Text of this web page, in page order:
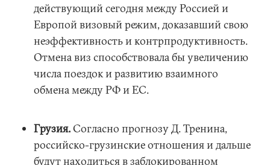
действующий сегодня между Россией и
Европой визовый режим, доказавший свою
неэффективность и контрпродуктивность.
Отмена виз способствовала бы увеличению
числа поездок и развитию взаимного
обмена между РФ и ЕС.
Грузия.Согласно прогнозу Д. Тренина,
российско-грузинские отношения и дальше
будут находиться в заблокированном